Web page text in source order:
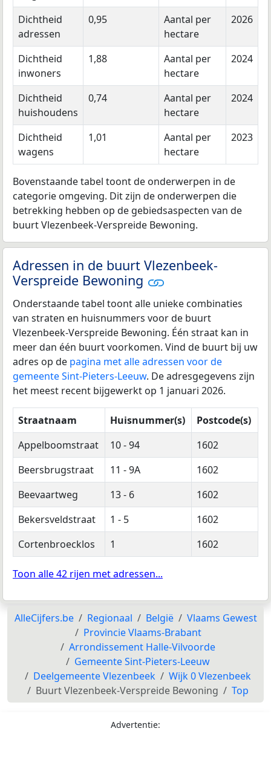
Dichtheid
adressen
0,95
Aantal per
hectare
2026
Dichtheid
inwoners
1,88
Aantal per
hectare
2024
Dichtheid
huishoudens
0,74
Aantal per
hectare
2024
Dichtheid
wagens
1,01
Aantal per
hectare
2023
Bovenstaande tabel toont de onderwerpen in de
categorie omgeving. Dit zijn de onderwerpen die
betrekking hebben op de gebiedsaspecten van de
buurt Vlezenbeek-Verspreide Bewoning.
Adressen in de buurt Vlezenbeek-
Verspreide Bewoning
Onderstaande tabel toont alle unieke combinaties
van straten en huisnummers voor de buurt
Vlezenbeek-Verspreide Bewoning. Één straat kan in
meer dan één buurt voorkomen. Vind de buurt bij uw
adres op de pagina met alle adressen voor de
gemeente Sint-Pieters-Leeuw. De adresgegevens zijn
het meest recent bijgewerkt op 1 januari 2026.
Straatnaam Huisnummer(s)
Postcode(s)
Appelboomstraat
10 - 94
1602
Beersbrugstraat
11 - 9A
1602
Beevaartweg
13 - 6
1602
Bekersveldstraat
1 - 5
1602
Cortenbroecklos
1 1602
Toon alle 42 rijen met adressen...
AlleCijfers.be Regionaal België
Vlaams Gewest
Provincie Vlaams-Brabant
Arrondissement Halle-Vilvoorde
Gemeente Sint-Pieters-Leeuw
Deelgemeente Vlezenbeek
Wijk 0 Vlezenbeek
Buurt Vlezenbeek-Verspreide Bewoning
Top
Advertentie: